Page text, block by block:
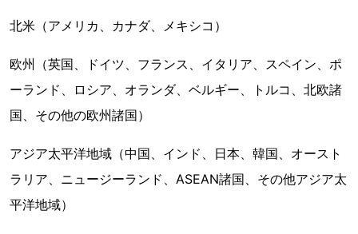
北米（アメリカ、カナダ、メキシコ）
欧州（英国、ドイツ、フランス、イタリア、スペイン、ポ
ーランド、ロシア、オランダ、ベルギー、トルコ、北欧諸
国、その他の欧州諸国）
アジア太平洋地域（中国、インド、日本、韓国、オースト
ラリア、ニュージーランド、ASEAN諸国、その他アジア太
平洋地域）